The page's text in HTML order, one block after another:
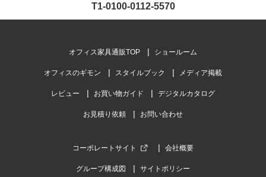
T1-0100-0112-5570
オフィス家具通販TOP ショールーム
オフィスのギモン スタイルブック メディア掲載
レビュー お買い物ガイド デジタルカタログ
お見積り依頼 お問い合わせ
コーポレートサイト 会社概要
グループ構成図 サイトポリシー